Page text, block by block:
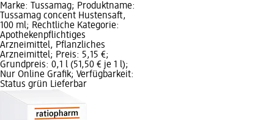
Marke: Tussamag; Produktname:
Tussamag concent Hustensaft,
100 ml; Rechtliche Kategorie:
Apothekenpflichtiges
Arzneimittel, Pflanzliches
Arzneimittel; Preis: 5,15 €;
Grundpreis: 0,1 l (51,50 € je 1 l);
Nur Online Grafik; Verfügbarkeit:
Status grün Lieferbar